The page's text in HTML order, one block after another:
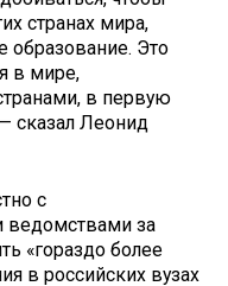
странах мира,
образование. Это
в мире,
в первую
сказал Леонид
с
ведомствами за
«гораздо более
в российских вузах